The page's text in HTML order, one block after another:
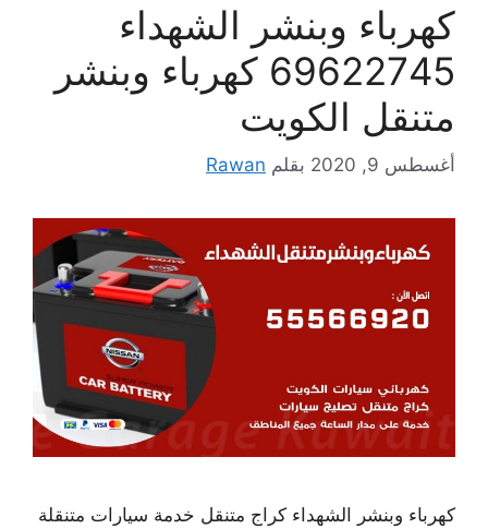
كهرباء وبنشر الشهداء
69622745 كهرباء وبنشر
متنقل الكويت
أغسطس 9, 2020 بقلم Rawan
كهرباء وبنشر الشهداء كراج متنقل خدمة سيارات متنقلة